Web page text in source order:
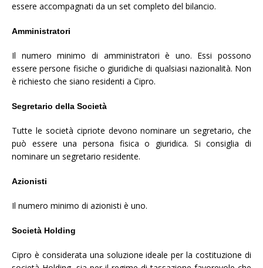
essere accompagnati da un set completo del bilancio.
Amministratori
Il numero minimo di amministratori è uno. Essi possono
essere persone fisiche o giuridiche di qualsiasi nazionalità. Non
è richiesto che siano residenti a Cipro.
Segretario della Società
Tutte le società cipriote devono nominare un segretario, che
può essere una persona fisica o giuridica. Si consiglia di
nominare un segretario residente.
Azionisti
Il numero minimo di azionisti è uno.
Società Holding
Cipro è considerata una soluzione ideale per la costituzione di